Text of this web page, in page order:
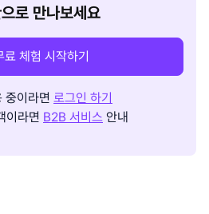
로 만나보세요
체험 시작하기
중이라면 로그인 하기
이라면 B2B 서비스 안내